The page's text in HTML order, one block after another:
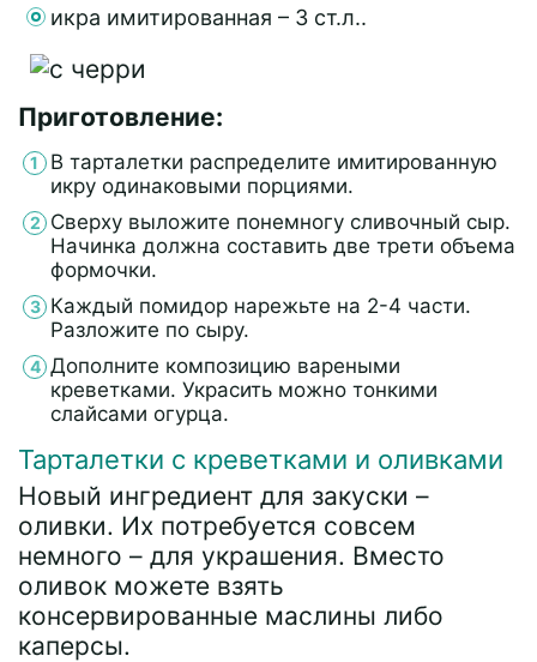
икра имитированная – 3 ст.л..
Приготовление:
В тарталетки распределите имитированную
икру одинаковыми порциями.
Сверху выложите понемногу сливочный сыр.
Начинка должна составить две трети объема
формочки.
Каждый помидор нарежьте на 2-4 части.
Разложите по сыру.
Дополните композицию вареными
креветками. Украсить можно тонкими
слайсами огурца.
Тарталетки с креветками и оливками
Новый ингредиент для закуски –
оливки. Их потребуется совсем
немного – для украшения. Вместо
оливок можете взять
консервированные маслины либо
каперсы.